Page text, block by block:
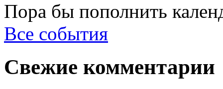
Пора бы пополнить
Все события
Свежие комментарии